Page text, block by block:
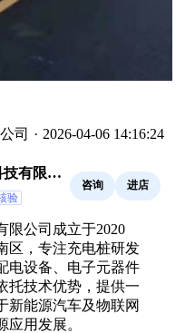
司 · 2026-04-06 14:16:24
有限公
验
咨询 进店
限公司成立于2020
区，专注充电桩研发
电设备、电子元器件
托技术优势，提供一
新能源汽车及物联网
用发展。